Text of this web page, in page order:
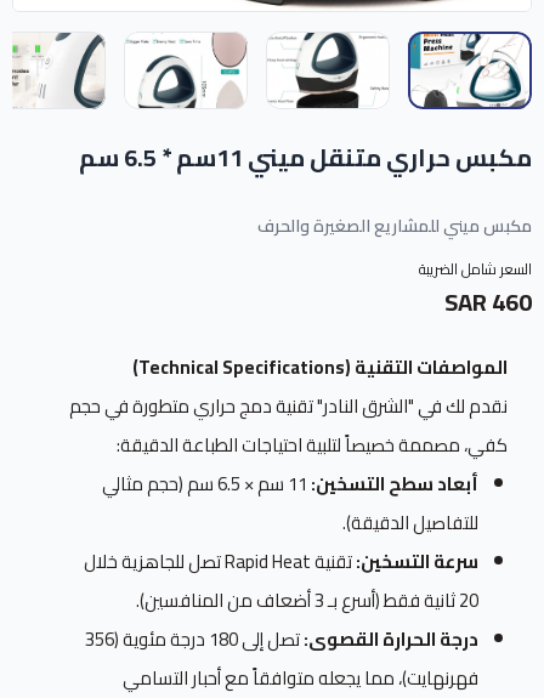
مكبس حراري متنقل ميني 11سم * 6.5 سم
مكبس ميني للمشاريع الصغيرة والحرف
السعر شامل الضريبة
460 SAR
المواصفات التقنية (Technical Specifications)
نقدم لك في "الشرق النادر" تقنية دمج حراري متطورة في حجم
كفي، مصممة خصيصاً لتلبية احتياجات الطباعة الدقيقة:
أبعاد سطح التسخين:
11 سم × 6.5 سم (حجم مثالي
للتفاصيل الدقيقة).
سرعة التسخين:
تقنية Rapid Heat تصل للجاهزية خلال
20 ثانية فقط (أسرع بـ 3 أضعاف من المنافسين).
درجة الحرارة القصوى:
تصل إلى 180 درجة مئوية (356
فهرنهايت)، مما يجعله متوافقاً مع أحبار التسامي